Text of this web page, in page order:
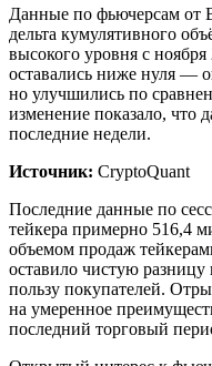
Данные по фьючерсам от
дельта кумулятивного
высокого уровня с
оставались ниже нуля —
но улучшились по
изменение показало, что
последние недели.
Источник: CryptoQuant
Последние данные по
тейкера примерно 516,4
объемом продаж
оставило чистую
пользу покупателей.
на умеренное
последний торговый